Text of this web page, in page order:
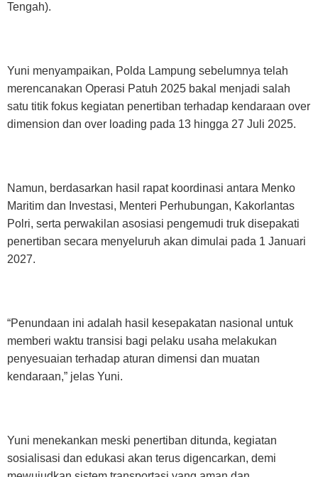
Tengah).
Yuni menyampaikan, Polda Lampung sebelumnya telah
merencanakan Operasi Patuh 2025 bakal menjadi salah
satu titik fokus kegiatan penertiban terhadap kendaraan over
dimension dan over loading pada 13 hingga 27 Juli 2025.
Namun, berdasarkan hasil rapat koordinasi antara Menko
Maritim dan Investasi, Menteri Perhubungan, Kakorlantas
Polri, serta perwakilan asosiasi pengemudi truk disepakati
penertiban secara menyeluruh akan dimulai pada 1 Januari
2027.
“Penundaan ini adalah hasil kesepakatan nasional untuk
memberi waktu transisi bagi pelaku usaha melakukan
penyesuaian terhadap aturan dimensi dan muatan
kendaraan,” jelas Yuni.
Yuni menekankan meski penertiban ditunda, kegiatan
sosialisasi dan edukasi akan terus digencarkan, demi